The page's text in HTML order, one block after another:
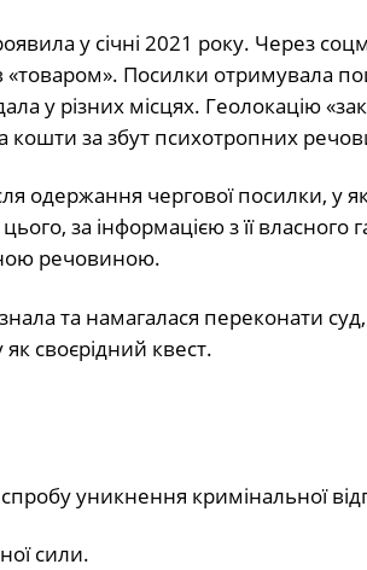
у січні 2021 року. Через
Посилки отримувала
у різних місцях. Геолокацію
кошти за збут психотропних
одержання чергової посилки, у
за інформацією з її
речовиною.
та намагалася переконати
своєрідний квест.
уникнення кримінальної
сили.